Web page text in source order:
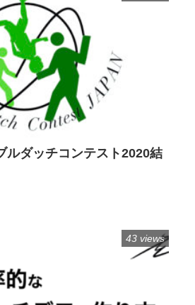
ルダッチコンテスト2020結
43 views